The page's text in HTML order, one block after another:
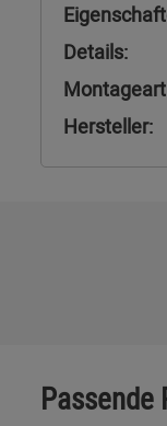
Details:
Hersteller:
Passende